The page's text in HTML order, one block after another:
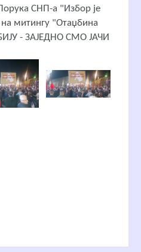
СНП-а "Избор је
на митингу "Отаџбина
- ЗАЈЕДНО СМО ЈАЧИ